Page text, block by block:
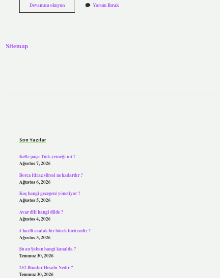
Devamını okuyunKateksis
Öğrenme
Yorum Bırak
Sitemap
Son Yazılar
Kelle paça Türk yemeği mi ?
Ağustos 7, 2026
Borca itiraz süresi ne kadardır ?
Ağustos 6, 2026
Koç hangi gezegeni yönetiyor ?
Ağustos 5, 2026
Avar dili hangi dilde ?
Ağustos 4, 2026
4 harfli asalak bir böcek türü nedir ?
Ağustos 3, 2026
Şu an Şaban hangi kanalda ?
Temmuz 30, 2026
252 Binalar Hesabı Nedir ?
Temmuz 30, 2026